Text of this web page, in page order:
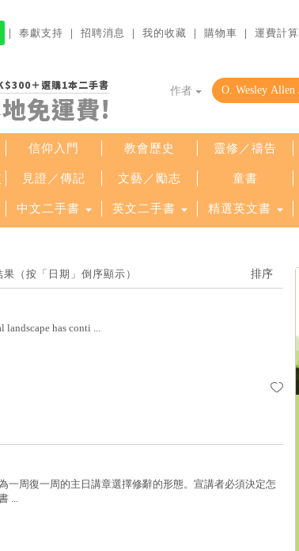
｜ 奉獻支持 ｜ 招聘消息 ｜ 我的收藏 ｜ 購物車 ｜ 運費計算
＋選購1本二手書
免運費!
作者
信仰入門 教會歷史 靈修／禱告
見證／傳記 文藝／勵志 童書
中文二手書 英文二手書 精選英文書
（按「日期」倒序顯示）
landscape has conti ...
一周復一周的主日講章選擇修辭的形態。宣講者必須決定怎
...